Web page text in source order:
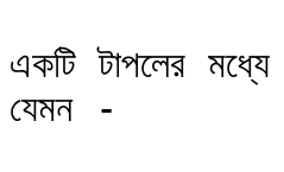
একটি টাপলের
যেমন -